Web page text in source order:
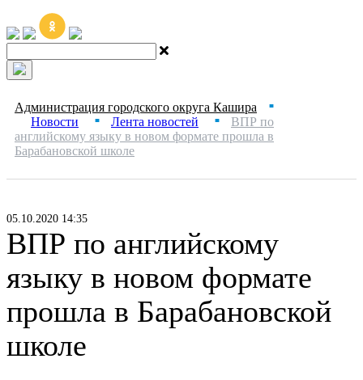
Администрация городского округа Кашира ■
Новости ■ Лента новостей ■
ВПР по
английскому языку в новом формате прошла в
Барабановской школе
05.10.2020 14:35
ВПР по английскому
языку в новом формате
прошла в Барабановской
школе